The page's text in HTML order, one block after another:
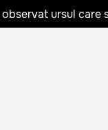
ursul care